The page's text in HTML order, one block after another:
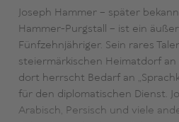
Joseph Hammer – später
Hammer-Purgstall – ist ein
Fünfzehnjähriger. Sein rares
steiermärkischen Heimatdorf
dort herrscht Bedarf an
für den diplomatischen Dienst.
Arabisch, Persisch und viele